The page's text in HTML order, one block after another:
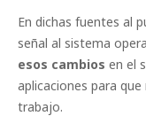
En dichas fuentes al
señal al sistema
esos cambios en el
aplicaciones para
trabajo.